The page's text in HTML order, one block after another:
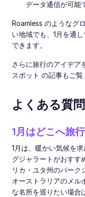
データ通信が可能
Roamless のようなグ
い地域でも、1月を通
できます。
さらに旅行のアイデア
スポット の記事もご覧
よくある質問
1月はどこへ旅
1月は、暖かい気候を
グジャラートがおすす
リカ・ユタ州のパーク
オーストラリアのメル
な名所を巡りたい場合